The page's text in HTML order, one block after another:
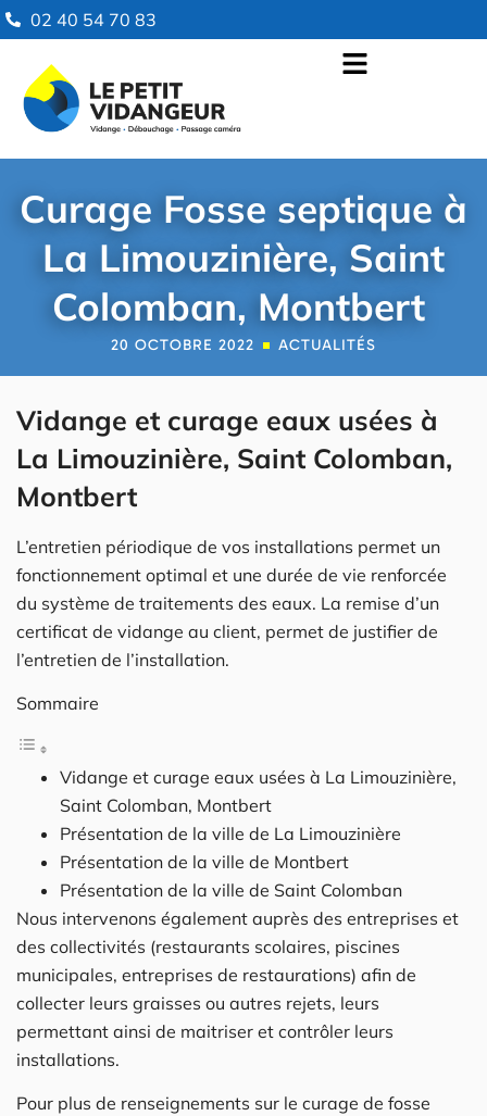
02 40 54 70 83
Curage Fosse septique à
La Limouzinière, Saint
Colomban, Montbert
20 OCTOBRE 2022 ACTUALITÉS
Vidange et curage eaux usées à
La Limouzinière, Saint Colomban,
Montbert
L’entretien périodique de vos installations permet un
fonctionnement optimal et une durée de vie renforcée
du système de traitements des eaux. La remise d’un
certificat de vidange au client, permet de justifier de
l’entretien de l’installation.
Sommaire
Vidange et curage eaux usées à La Limouzinière,
Saint Colomban, Montbert
Présentation de la ville de La Limouzinière
Présentation de la ville de Montbert
Présentation de la ville de Saint Colomban
Nous intervenons également auprès des entreprises et
des collectivités (restaurants scolaires, piscines
municipales, entreprises de restaurations) afin de
collecter leurs graisses ou autres rejets, leurs
permettant ainsi de maitriser et contrôler leurs
installations.
Pour plus de renseignements sur le curage de fosse